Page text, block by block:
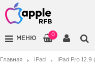
МЕНЮ
0
Главная iPad iPad Pro